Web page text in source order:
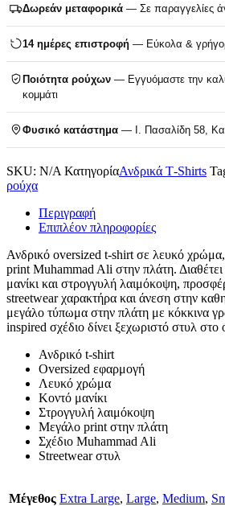
Δωρεάν μεταφορικά — Σε παραγγελίες
14 ημέρες επιστροφή — Εύκολα &
Ποιότητα ρούχων — Εγγυόμαστε την
κομμάτι
Φυσικό κατάστημα — Ι. Πασαλίδη 58,
SKU: N/A ΚατηγορίαΑνδρικά T‑Shirts
ρούχα
Περιγραφή
Επιπλέον πληροφορίες
Ανδρικό oversized t-shirt σε λευκό
print Muhammad Ali στην πλάτη.
μανίκι και στρογγυλή λαιμόκοψη,
streetwear χαρακτήρα και άνεση στην
μεγάλο τύπωμα στην πλάτη με κόκκινα
inspired σχέδιο δίνει ξεχωριστό στυλ στο
Ανδρικό t-shirt
Oversized εφαρμογή
Λευκό χρώμα
Κοντό μανίκι
Στρογγυλή λαιμόκοψη
Μεγάλο print στην πλάτη
Σχέδιο Muhammad Ali
Streetwear στυλ
Μέγεθος Extra Large, Large, Medium,